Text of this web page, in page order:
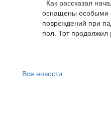
Как рассказал
оснащены особыми
повреждений при
пол. Тот продолжил
Все новости